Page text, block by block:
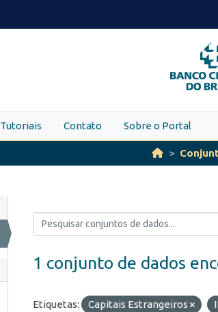
O
Tutoriais Contato Sobre o Portal
1 conjunto de dados
Etiquetas: Capitais Estrangeiros